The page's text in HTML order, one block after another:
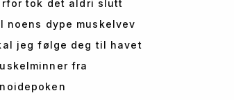
tok det aldri slutt
noens dype muskelvev
jeg følge deg til havet
fra